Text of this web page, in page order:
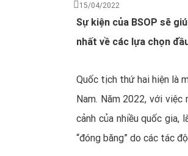
15/04/2022
Sự kiện của BSOP sẽ
nhất về các lựa chọn
Quốc tịch thứ hai hiện là
Nam. Năm 2022, với
cảnh của nhiều quốc
“đóng băng” do các tác